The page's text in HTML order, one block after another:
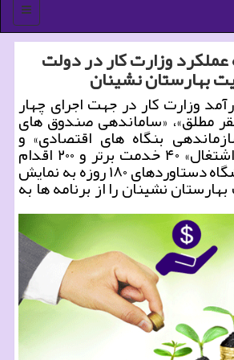
منو
روزه عملکرد وزارت کار در دولت
بهارستان نشینان
وزارت کار در جهت اجرای چهار
مطلق»، «ساماندهی صندوق های
بنگاه های اقتصادی» و
«طرح زیست بوم اشتغال» ۴۰ خدمت برتر و ۲۰۰ اقدام
اساسی را در نمایشگاه دستاوردهای ۱۸۰ روزه به نمایش
نشینان را از برنامه ها به